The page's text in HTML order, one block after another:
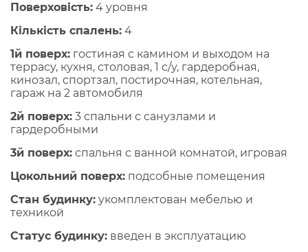
Поверховість: 4 уровня
Кількість спалень: 4
1й поверх: гостиная с камином и выходом на
террасу, кухня, столовая, 1 с/у, гардеробная,
кинозал, спортзал, постирочная, котельная,
гараж на 2 автомобиля
2й поверх: 3 спальни с санузлами и
гардеробными
3й поверх: спальня с ванной комнатой, игровая
Цокольний поверх: подсобные помещения
Стан будинку: укомплектован мебелью и
техникой
Статус будинку: введен в эксплуатацию